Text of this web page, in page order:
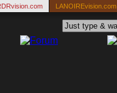
LANOIREvision.com